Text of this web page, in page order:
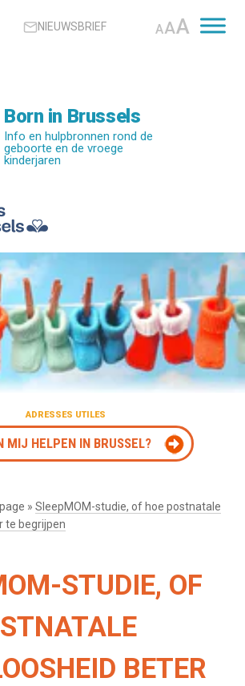
NIEUWSBRIEF AAA
Born in Brussels
Info en hulpbronnen rond de
geboorte en de vroege
kinderjaren
ADRESSES UTILES
MIJ HELPEN IN BRUSSEL?
»SleepMOM-studie, of hoe postnatale
te begrijpen
STUDIE, OF
BETER